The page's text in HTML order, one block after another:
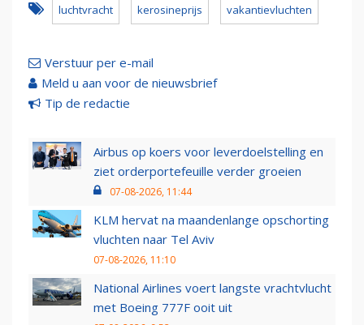
luchtvracht kerosineprijs vakantievluchten
Verstuur per e-mail
Meld u aan voor de nieuwsbrief
Tip de redactie
Airbus op koers voor leverdoelstelling en
ziet orderportefeuille verder groeien
07-08-2026, 11:44
KLM hervat na maandenlange opschorting
vluchten naar Tel Aviv
07-08-2026, 11:10
National Airlines voert langste vrachtvlucht
met Boeing 777F ooit uit